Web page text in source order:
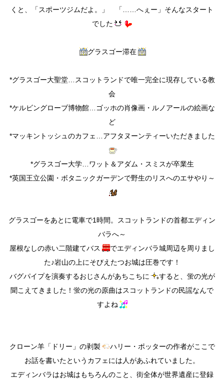
くと、「スポーツジムだよ。」 「……へぇー」そんなスタート
でした
グラスゴー滞在
*グラスゴー大聖堂…スコットランドで唯一完全に現存している教
会
*ケルビングローブ博物館…ゴッホの肖像画・ルノアールの絵画な
ど
*マッキントッシュのカフェ…アフタヌーンティーいただきました
*グラスゴー大学…ワット＆アダム・スミスが卒業生
*英国王立公園・ボタニックガーデンで野生のリスへのエサやり～
グラスゴーをあとに電車で1時間。スコットランドの首都エディン
バラへ～
屋根なしの赤い二階建てバス
でエディンバラ城周辺を周りまし
た♪岩山の上にそびえたつお城は圧巻です！
バグパイプを演奏するおじさんがあちこちに
すると、蛍の光が
聞こえてきました！蛍の光の原曲はスコットランドの民謡なんで
すよね
クローン羊「ドリー」の剥製
ハリー・ポッターの作者がここで
お話を書いたというカフェには人があふれていました。
エディンバラはお城はもちろんのこと、街全体が世界遺産に登録